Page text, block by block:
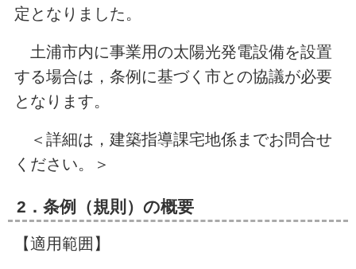
定となりました。
土浦市内に事業用の太陽光発電設備を設置
する場合は，条例に基づく市との協議が必要
となります。
＜詳細は，建築指導課宅地係までお問合せ
ください。＞
2．条例（規則）の概要
【適用範囲】